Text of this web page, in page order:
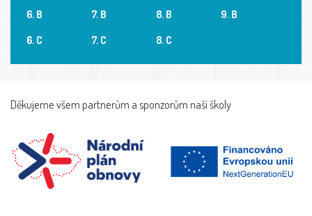
6. B
6. C
7. B
7. C
8. B
8. C
9. B
Děkujeme všem partnerům a sponzorům naší školy